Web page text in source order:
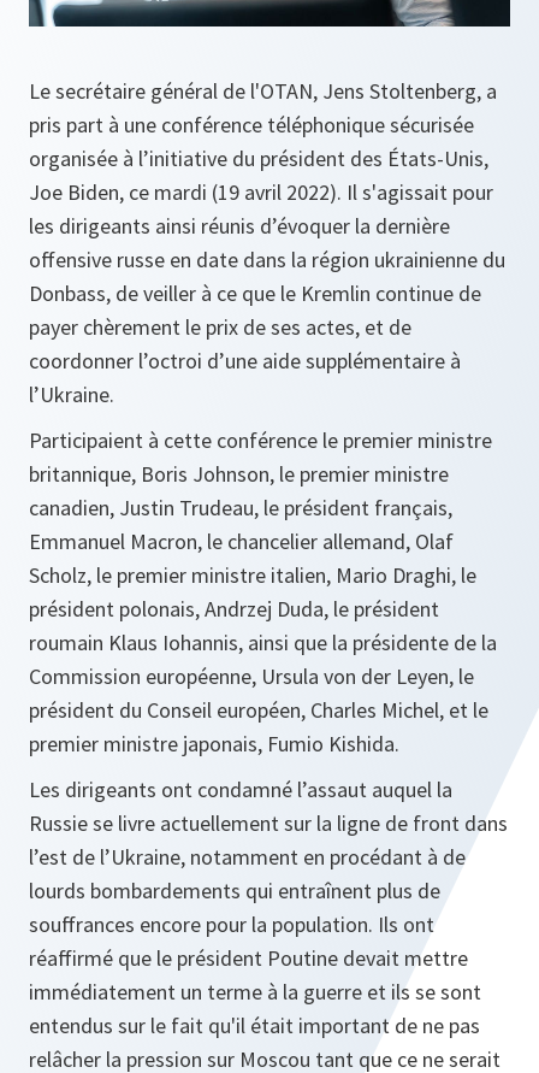
Le secrétaire général de l'OTAN, Jens Stoltenberg, a
pris part à une conférence téléphonique sécurisée
organisée à l’initiative du président des États-Unis,
Joe Biden, ce mardi (19 avril 2022). Il s'agissait pour
les dirigeants ainsi réunis d’évoquer la dernière
offensive russe en date dans la région ukrainienne du
Donbass, de veiller à ce que le Kremlin continue de
payer chèrement le prix de ses actes, et de
coordonner l’octroi d’une aide supplémentaire à
l’Ukraine.
Participaient à cette conférence le premier ministre
britannique, Boris Johnson, le premier ministre
canadien, Justin Trudeau, le président français,
Emmanuel Macron, le chancelier allemand, Olaf
Scholz, le premier ministre italien, Mario Draghi, le
président polonais, Andrzej Duda, le président
roumain Klaus Iohannis, ainsi que la présidente de la
Commission européenne, Ursula von der Leyen, le
président du Conseil européen, Charles Michel, et le
premier ministre japonais, Fumio Kishida.
Les dirigeants ont condamné l’assaut auquel la
Russie se livre actuellement sur la ligne de front dans
l’est de l’Ukraine, notamment en procédant à de
lourds bombardements qui entraînent plus de
souffrances encore pour la population. Ils ont
réaffirmé que le président Poutine devait mettre
immédiatement un terme à la guerre et ils se sont
entendus sur le fait qu'il était important de ne pas
relâcher la pression sur Moscou tant que ce ne serait